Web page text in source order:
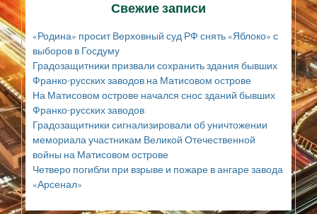
с
д
р
ж
а
и
ю
Свежие записи
«Родина» просит Верховный суд РФ снять «Яблоко» с
выборов в Госдуму
Градозащитники призвали сохранить здания бывших
Франко-русских заводов на Матисовом острове
На Матисовом острове начался снос зданий бывших
Франко-русских заводов
Градозащитники сигнализировали об уничтожении
мемориала участникам Великой Отечественной
войны на Матисовом острове
Четверо погибли при взрыве и пожаре в ангаре завода
«Арсенал»